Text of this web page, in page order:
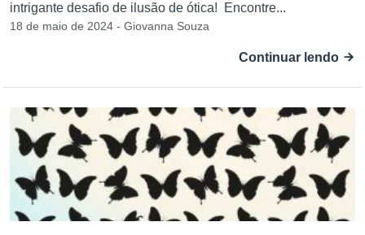
intrigante desafio de ilusão de ótica! Encontre...
18 de maio de 2024 - Giovanna Souza
Continuar lendo